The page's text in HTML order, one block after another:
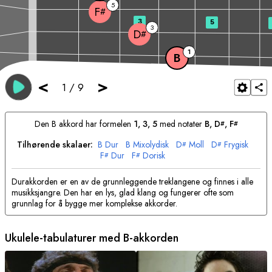
< 1 / 9 >
B 1
D# 3
F# 5
3 5
Den B akkord har formelen 1, 3, 5med notater B, D#, F#
Tilhørende skalaer: B Dur B Mixolydisk D# Moll D# Frygisk
F# Dur F# Dorisk
Durakkorden er en av de grunnleggende treklangene og finnes i alle
musikksjangre. Den har en lys, glad klang og fungerer ofte som
grunnlag for å bygge mer komplekse akkorder.
Ukulele-tabulaturer med B-akkorden